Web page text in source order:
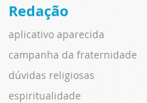
Redação
aplicativo aparecida
campanha da fraternidade
dúvidas religiosas
espiritualidade